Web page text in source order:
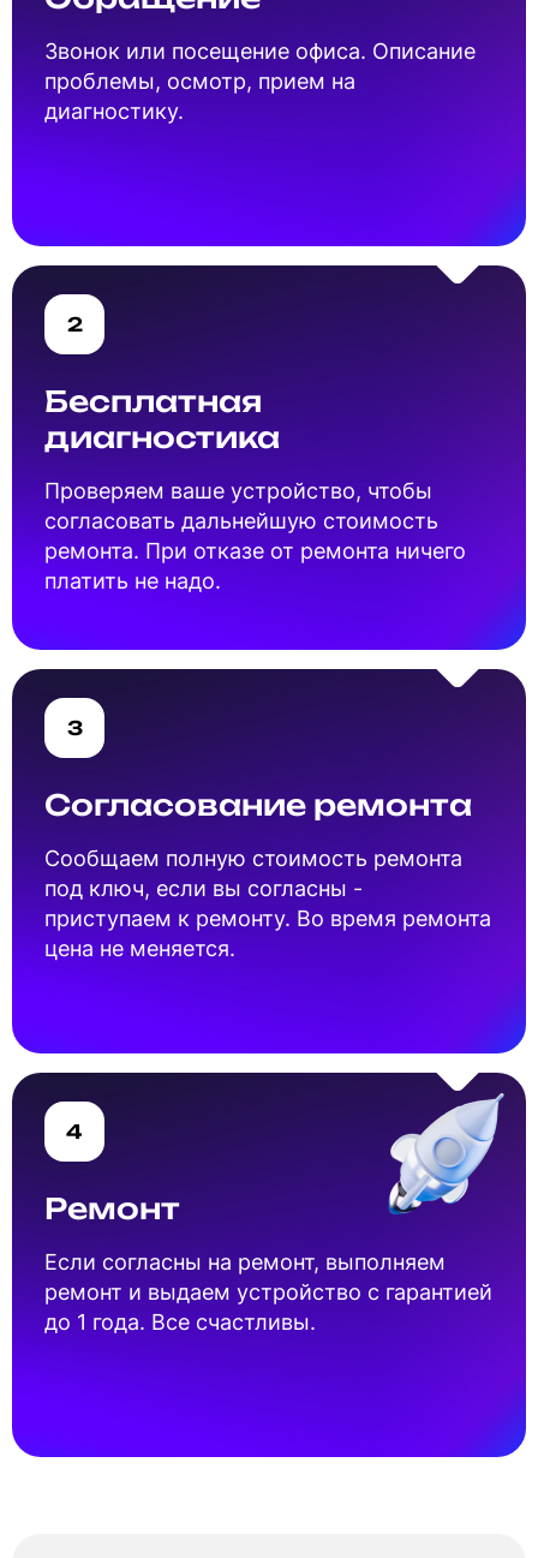
Звонок или посещение офиса. Описание
проблемы, осмотр, прием на
диагностику.
2
Бесплатная
диагностика
Проверяем ваше устройство, чтобы
согласовать дальнейшую стоимость
ремонта. При отказе от ремонта ничего
платить не надо.
3
Согласование ремонта
Cообщаем полную стоимость ремонта
под ключ, если вы согласны -
приступаем к ремонту. Во время ремонта
цена не меняется.
4
Ремонт
Если согласны на ремонт, выполняем
ремонт и выдаем устройство с гарантией
до 1 года. Все счастливы.